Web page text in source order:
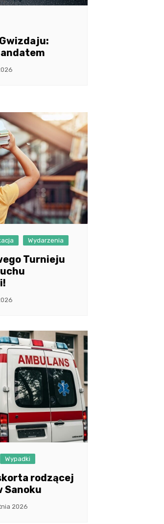
Wydarzenia
Turnieju
Wypadki
rodzącej
Sanoku
2026